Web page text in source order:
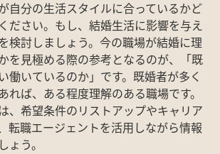
自分の生活スタイルに合っているかど
ださい。もし、結婚生活に影響を与え
検討しましょう。今の職場が結婚に理
を見極める際の参考となるのが、「既
働いているのか」です。既婚者が多く
れば、ある程度理解のある職場です。
、希望条件のリストアップやキャリア
転職エージェントを活用しながら情報
ょう。